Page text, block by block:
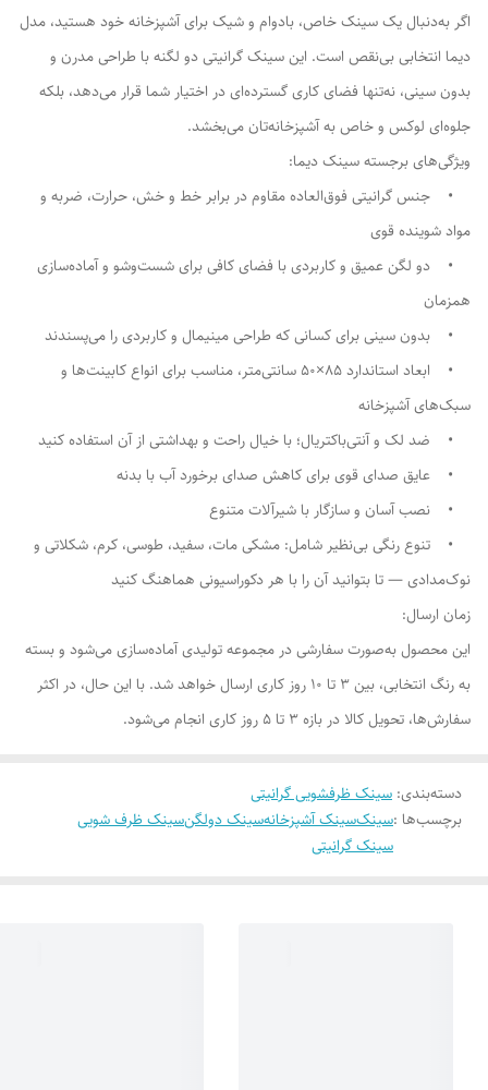
اگر به‌دنبال یک سینک خاص، بادوام و شیک برای آشپزخانه خود هستید، مدل
دیما انتخابی بی‌نقص است. این سینک گرانیتی دو لگنه با طراحی مدرن و
بدون سینی، نه‌تنها فضای کاری گسترده‌ای در اختیار شما قرار می‌دهد، بلکه
جلوه‌ای لوکس و خاص به آشپزخانه‌تان می‌بخشد.
ویژگی‌های برجسته سینک دیما:
• جنس گرانیتی فوق‌العاده مقاوم در برابر خط و خش، حرارت، ضربه و
مواد شوینده قوی
• دو لگن عمیق و کاربردی با فضای کافی برای شست‌وشو و آماده‌سازی
همزمان
• بدون سینی برای کسانی که طراحی مینیمال و کاربردی را می‌پسندند
• ابعاد استاندارد ۸۵×۵۰ سانتی‌متر، مناسب برای انواع کابینت‌ها و
سبک‌های آشپزخانه
• ضد لک و آنتی‌باکتریال؛ با خیال راحت و بهداشتی از آن استفاده کنید
• عایق صدای قوی برای کاهش صدای برخورد آب با بدنه
• نصب آسان و سازگار با شیرآلات متنوع
• تنوع رنگی بی‌نظیر شامل: مشکی مات، سفید، طوسی، کرم، شکلاتی و
نوک‌مدادی — تا بتوانید آن را با هر دکوراسیونی هماهنگ کنید
زمان ارسال:
این محصول به‌صورت سفارشی در مجموعه تولیدی آماده‌سازی می‌شود و بسته
به رنگ انتخابی، بین ۳ تا ۱۰ روز کاری ارسال خواهد شد. با این حال، در اکثر
سفارش‌ها، تحویل کالا در بازه ۳ تا ۵ روز کاری انجام می‌شود.
دسته‌بندی: سینک ظرفشویی گرانیتی
برچسب‌ها :سینکسینک آشپزخانهسینک دولگنسینک ظرف شویی
سینک گرانیتی